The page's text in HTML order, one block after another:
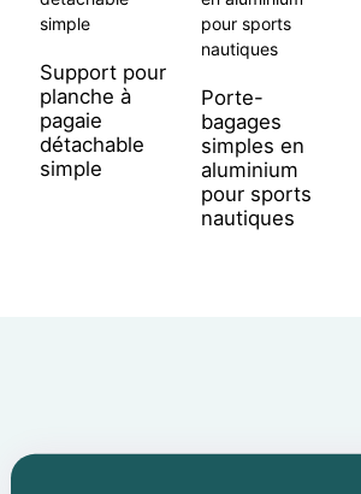
Support pour
planche à
pagaie
détachable
simple
Porte-
bagages
simples en
aluminium
pour sports
nautiques